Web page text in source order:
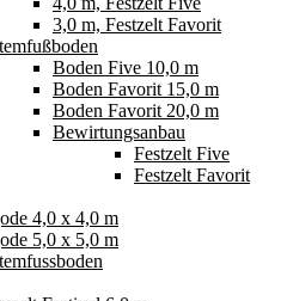
3,0 m, Festzelt Favorit
Boden Five 10,0 m
Boden Favorit 15,0 m
Boden Favorit 20,0 m
Bewirtungsanbau
Festzelt Five
Festzelt Favorit
4,0 x 4,0 m
5,0 x 5,0 m